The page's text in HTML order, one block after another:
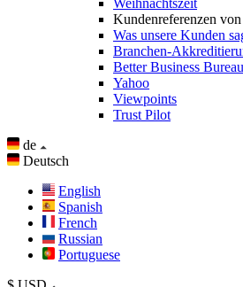
Weihnachtszeit
Kundenreferenzen
Was unsere Kunden
Branchen-
Better Business Bureau
Yahoo
Viewpoints
Trust Pilot
de
Deutsch
English
Spanish
French
Russian
Portuguese